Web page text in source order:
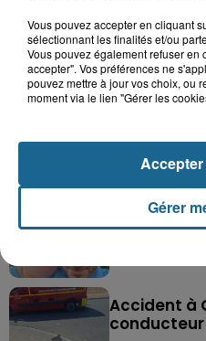
Saint-Omer : un
après l'explosion d'un
Lucas s'en
Accident à
Vous pouvez accepter en cliquant
sélectionnant les finalités et/ou
Vous pouvez également refuser en
accepter". Vos préférences ne
pouvez mettre à jour vos choix, ou
moment via le lien "Gérer les
Gérer